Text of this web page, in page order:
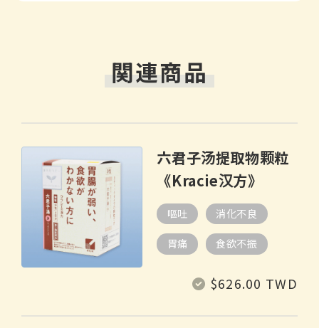
関連商品
六君子汤提取物颗粒
《Kracie汉方》
嘔吐 消化不良
胃痛 食欲不振
常 $626.00 TWD